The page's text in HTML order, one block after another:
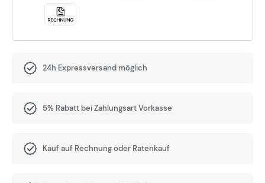
24h Expressversand möglich
5% Rabatt bei Zahlungsart Vorkasse
Kauf auf Rechnung oder Ratenkauf